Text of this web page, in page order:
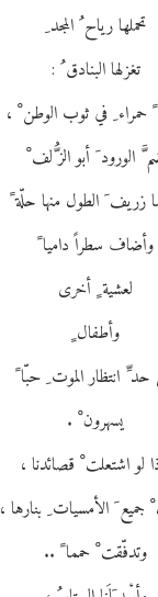
تحملها رياح ُ المجد ِ
تغزلها البنادق ُ :
حمراء ِ في ثوب الوطن ْ ،
الورود َ أبو الز ُّلف
زريف َ الطول منها حلّة
وأضاف سطراً داميا ً
لعشية ٍ أخرى
وأطفال ٍ
حد ِّ انتظار الموت ِ حبّا
يسهرون ْ .
لو اشتعلت ْ قصائدنا ،
الأمسيات ِ بنارها ،
وتدفّقت ْ حمما ً ..